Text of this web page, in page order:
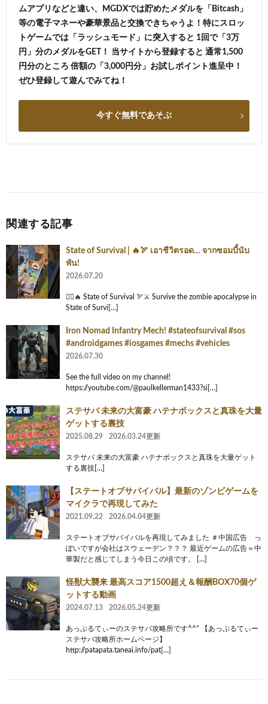
ムアプリなどと違い、MGDXでは貯めたメダルを「Bitcash」
等の電子マネーや豪華景品と交換できちゃうよ！特にスロッ
トゲームでは「ラッシュモード」に突入すると 1回で「3万
円」分のメダルをGET！ 当サイトから登録すると 通常1,500
円分のところ 倍額の「3,000円分」お試しポイント進呈中！
ぜひ登録して遊んでみてね！
今すぐ無料であそぶ
関連する記事
State of Survival | 🔥🏹 เอาชีวิตรอด… จากซอมบี้นับ
พัน!
2026.07.20
🧟‍♂️🔥 State of Survival 🏹⚔️ Survive the zombie apocalypse in
State of Survi[…]
Iron Nomad Infantry Mech! #stateofsurvival #sos
#androidgames #iosgames #mechs #vehicles
2026.07.30
See the full video on my channel!
https://youtube.com/@paulkellerman1433?si[…]
ステサバ 未来の大富豪 ハテナボックスと真珠を大量
ゲットする裏技
2025.08.29 2026.03.24更新
ステサバ 未来の大富豪 ハテナボックスと真珠を大量ゲット
する裏技[…]
【ステートオブサバイバル】最新のゾンビゲームを
マイクラで再現してみた
2021.09.22 2026.04.04更新
ステートオブサバイバルを再現してみました ＃中国広告 っ
ぽいですが会社はスウェーデン？？？ 最近ゲームの広告＝中
華製だと感じてしまう今日この頃です。 […]
怪獣大襲来 最高スコア1500超え＆報酬BOX70個ゲ
ットする動画
2024.07.13 2026.05.24更新
あっぷるてぃーのステサバ攻略所です^^* 【あっぷるてぃー
ステサバ攻略所ホームページ】
http://patapata.taneai.info/pat[…]